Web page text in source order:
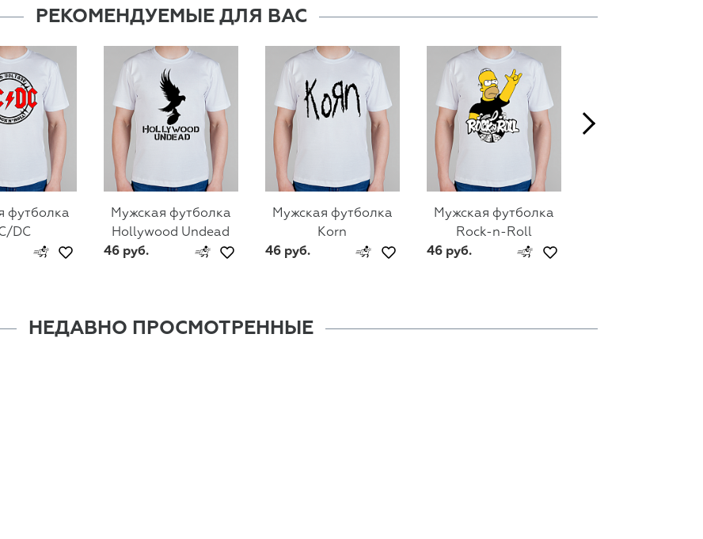
РЕКОМЕНДУЕМЫЕ ДЛЯ ВАС
футболка
DC
Мужская футболка
Hollywood Undead
46 руб.
Мужская футболка
Korn
46 руб.
Мужская футболка
Rock-n-Roll
46 руб.
НЕДАВНО ПРОСМОТРЕННЫЕ